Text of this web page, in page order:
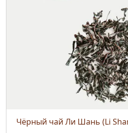
Чёрный чай Ли Шань (Li